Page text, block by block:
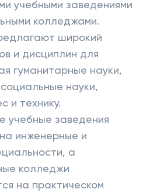
учебными заведениями
колледжами.
широкий
и дисциплин для
гуманитарные науки,
науки,
и технику.
учебные заведения
инженерные и
а
колледжи
на практическом